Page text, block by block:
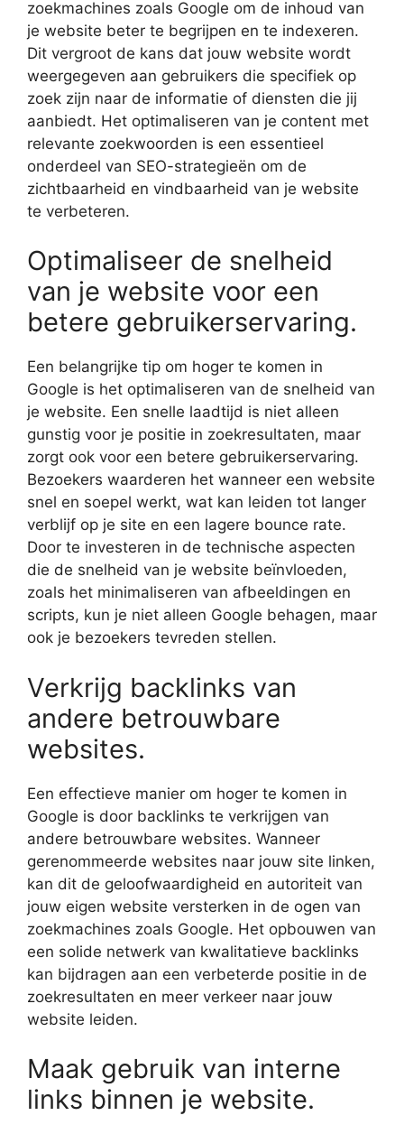
zoekmachines zoals Google om de inhoud van
je website beter te begrijpen en te indexeren.
Dit vergroot de kans dat jouw website wordt
weergegeven aan gebruikers die specifiek op
zoek zijn naar de informatie of diensten die jij
aanbiedt. Het optimaliseren van je content met
relevante zoekwoorden is een essentieel
onderdeel van SEO-strategieën om de
zichtbaarheid en vindbaarheid van je website
te verbeteren.
Optimaliseer de snelheid
van je website voor een
betere gebruikerservaring.
Een belangrijke tip om hoger te komen in
Google is het optimaliseren van de snelheid van
je website. Een snelle laadtijd is niet alleen
gunstig voor je positie in zoekresultaten, maar
zorgt ook voor een betere gebruikerservaring.
Bezoekers waarderen het wanneer een website
snel en soepel werkt, wat kan leiden tot langer
verblijf op je site en een lagere bounce rate.
Door te investeren in de technische aspecten
die de snelheid van je website beïnvloeden,
zoals het minimaliseren van afbeeldingen en
scripts, kun je niet alleen Google behagen, maar
ook je bezoekers tevreden stellen.
Verkrijg backlinks van
andere betrouwbare
websites.
Een effectieve manier om hoger te komen in
Google is door backlinks te verkrijgen van
andere betrouwbare websites. Wanneer
gerenommeerde websites naar jouw site linken,
kan dit de geloofwaardigheid en autoriteit van
jouw eigen website versterken in de ogen van
zoekmachines zoals Google. Het opbouwen van
een solide netwerk van kwalitatieve backlinks
kan bijdragen aan een verbeterde positie in de
zoekresultaten en meer verkeer naar jouw
website leiden.
Maak gebruik van interne
links binnen je website.